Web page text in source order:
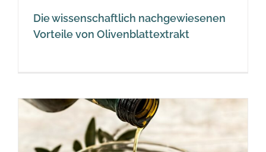
Die wissenschaftlich nachgewiesenen
Vorteile von Olivenblattextrakt